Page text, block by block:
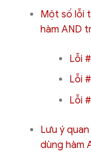
Một số lỗi
hàm AND
Lỗi
Lỗi
Lỗi
Lưu ý
dùng hàm